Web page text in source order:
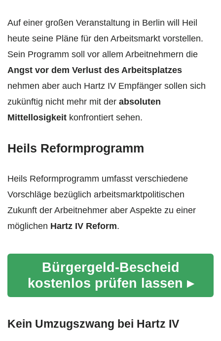
Auf einer großen Veranstaltung in Berlin will Heil
heute seine Pläne für den Arbeitsmarkt vorstellen.
Sein Programm soll vor allem Arbeitnehmern die
Angst vor dem Verlust des Arbeitsplatzes
nehmen aber auch Hartz IV Empfänger sollen sich
zukünftig nicht mehr mit der absoluten
Mittellosigkeit konfrontiert sehen.
Heils Reformprogramm
Heils Reformprogramm umfasst verschiedene
Vorschläge bezüglich arbeitsmarktpolitischen
Zukunft der Arbeitnehmer aber Aspekte zu einer
möglichen Hartz IV Reform.
Bürgergeld-Bescheid
kostenlos prüfen lassen ▸
Kein Umzugszwang bei Hartz IV